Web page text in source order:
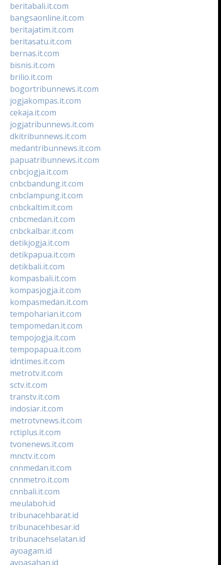
beritabali.it.com
bangsaonline.it.com
beritajatim.it.com
beritasatu.it.com
bernas.it.com
bisnis.it.com
brilio.it.com
bogortribunnews.it.com
jogjakompas.it.com
cekaja.it.com
jogjatribunnews.it.com
dkitribunnews.it.com
medantribunnews.it.com
papuatribunnews.it.com
cnbcjogja.it.com
cnbcbandung.it.com
cnbclampung.it.com
cnbckaltim.it.com
cnbcmedan.it.com
cnbckalbar.it.com
detikjogja.it.com
detikpapua.it.com
detikbali.it.com
kompasbali.it.com
kompasjogja.it.com
kompasmedan.it.com
tempoharian.it.com
tempomedan.it.com
tempojogja.it.com
tempopapua.it.com
idntimes.it.com
metrotv.it.com
sctv.it.com
transtv.it.com
indosiar.it.com
metrotvnews.it.com
rctiplus.it.com
tvonenews.it.com
mnctv.it.com
cnnmedan.it.com
cnnmetro.it.com
cnnbali.it.com
meulaboh.id
tribunacehbarat.id
tribunacehbesar.id
tribunacehselatan.id
ayoagam.id
ayoasahan.id